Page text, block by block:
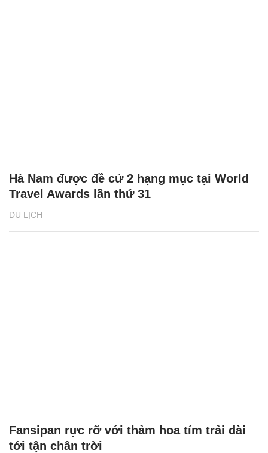
DU LỊCH
Hà Nam được đề cử 2 hạng mục tại World
Travel Awards lần thứ 31
Fansipan rực rỡ với thảm hoa tím trải dài
tới tận chân trời